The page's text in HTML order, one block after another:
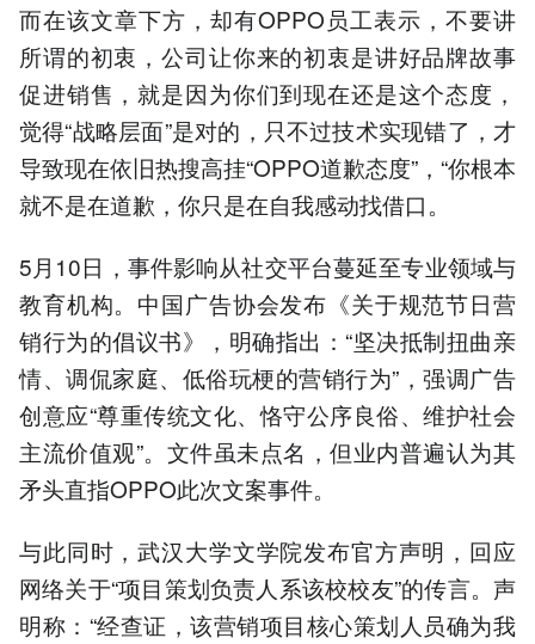
而在该文章下方，却有OPPO员工表示，不要讲
所谓的初衷，公司让你来的初衷是讲好品牌故事
促进销售，就是因为你们到现在还是这个态度，
觉得“战略层面”是对的，只不过技术实现错了，才
导致现在依旧热搜高挂“OPPO道歉态度”，“你根本
就不是在道歉，你只是在自我感动找借口。
5月10日，事件影响从社交平台蔓延至专业领域与
教育机构。中国广告协会发布《关于规范节日营
销行为的倡议书》，明确指出：“坚决抵制扭曲亲
情、调侃家庭、低俗玩梗的营销行为”，强调广告
创意应“尊重传统文化、恪守公序良俗、维护社会
主流价值观”。文件虽未点名，但业内普遍认为其
矛头直指OPPO此次文案事件。
与此同时，武汉大学文学院发布官方声明，回应
网络关于“项目策划负责人系该校校友”的传言。声
明称：“经查证，该营销项目核心策划人员确为我